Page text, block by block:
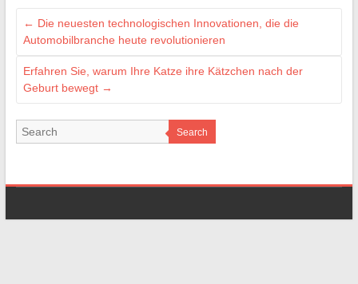
← Die neuesten technologischen Innovationen, die die
Automobilbranche heute revolutionieren
Erfahren Sie, warum Ihre Katze ihre Kätzchen nach der
Geburt bewegt →
Search